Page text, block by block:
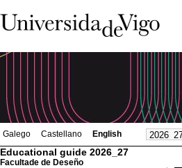
Galego Castellano English
Educational guide 2026_27
Facultade de Deseño